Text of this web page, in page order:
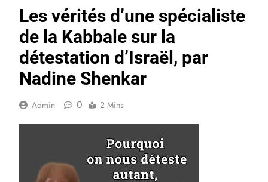
Les vérités d’une spécialiste
de la Kabbale sur la
détestation d’Israël, par
Nadine Shenkar
Admin 0 2 Mins